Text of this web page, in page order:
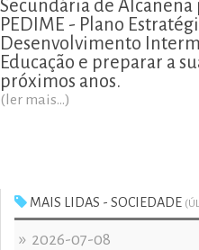
Secundária de Alcanena
PEDIME - Plano
Desenvolvimento
Educação e preparar a
próximos anos.
(ler mais...)
MAIS LIDAS - SOCIEDADE
» 2026-07-08